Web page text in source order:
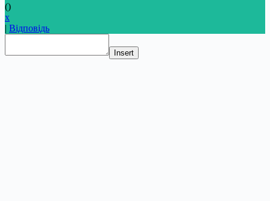
()
x
| Відповідь
Insert